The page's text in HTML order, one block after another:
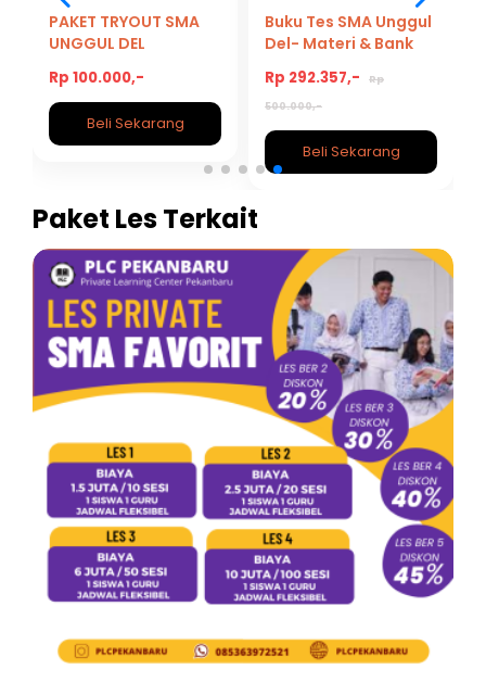
PAKET TRYOUT SMA
UNGGUL DEL
Rp 100.000,-
Beli Sekarang
Buku Tes SMA Unggul
Del- Materi & Bank
Soal Lengkap
Persiapan Masuk
SMA Unggul Del
2026/2027
Rp 292.357,-
Rp
500.000,-
Beli Sekarang
Paket Les Terkait